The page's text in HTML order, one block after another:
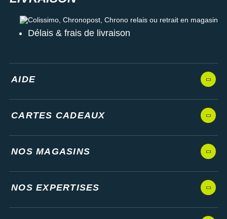
Colissimo, Chronopost, Chrono relais ou retrait en magasin
Délais & frais de livraison
AIDE
CARTES CADEAUX
NOS MAGASINS
NOS EXPERTISES